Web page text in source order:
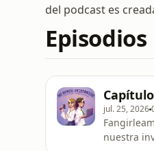
del podcast es
Episodios
jul. 25, 2026
nuestra